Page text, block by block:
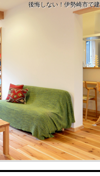
後悔しない！伊勢崎市で